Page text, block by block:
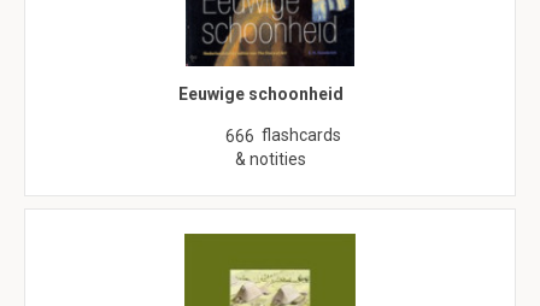
Eeuwige schoonheid
666 flashcards
& notities